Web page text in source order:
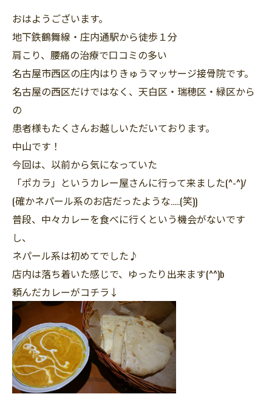
おはようございます。
地下鉄鶴舞線・庄内通駅から徒歩１分
肩こり、腰痛の治療で口コミの多い
名古屋市西区の庄内はりきゅうマッサージ接骨院です。
名古屋の西区だけではなく、天白区・瑞穂区・緑区から
の
患者様もたくさんお越しいただいております。
中山です！
今回は、以前から気になっていた
「ポカラ」というカレー屋さんに行って来ました(^-^)/
(確かネパール系のお店だったような…..(笑))
普段、中々カレーを食べに行くという機会がないです
し、
ネパール系は初めてでした♪
店内は落ち着いた感じで、ゆったり出来ます(^^)b
頼んだカレーがコチラ↓